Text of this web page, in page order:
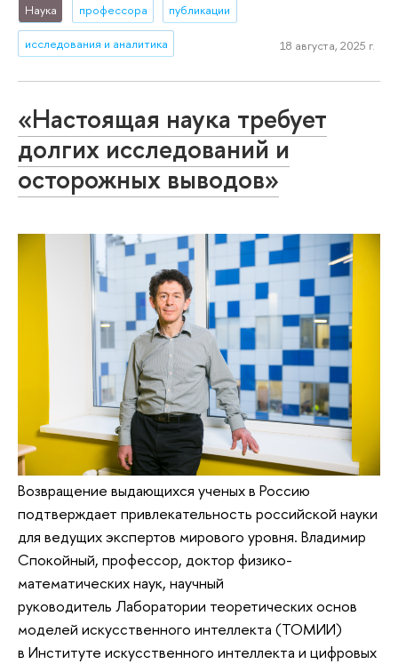
Наука профессора публикации
исследования и аналитика 18 августа, 2025 г.
«Настоящая наука требует
долгих исследований и
осторожных выводов»
Возвращение выдающихся ученых в Россию
подтверждает привлекательность российской науки
для ведущих экспертов мирового уровня. Владимир
Спокойный, профессор, доктор физико-
математических наук, научный
руководитель Лаборатории теоретических основ
моделей искусственного интеллекта (ТОМИИ)
в Институте искусственного интеллекта и цифровых